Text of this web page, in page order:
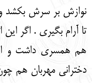
نوازش بر سرش بکشد
تا آرام بگیری . اگر
هم همسری داشت و
دخترانی مهربان هم